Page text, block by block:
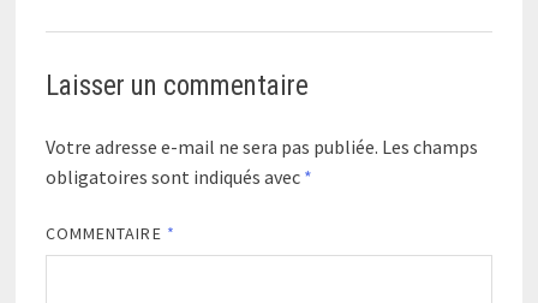
Laisser un commentaire
Votre adresse e-mail ne sera pas publiée. Les champs
obligatoires sont indiqués avec *
COMMENTAIRE *